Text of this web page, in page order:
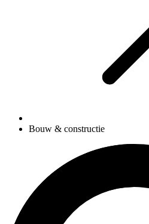
Bouw & constructie